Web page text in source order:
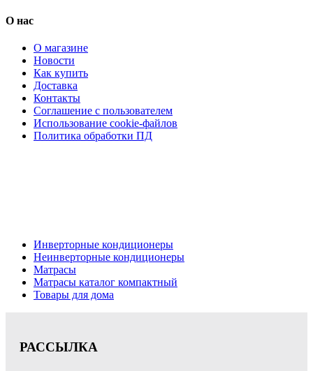
О нас
О магазине
Новости
Как купить
Доставка
Контакты
Соглашение с пользователем
Использование cookie-файлов
Политика обработки ПД
Инверторные кондиционеры
Неинверторные кондиционеры
Матрасы
Матрасы каталог компактный
Товары для дома
РАССЫЛКА